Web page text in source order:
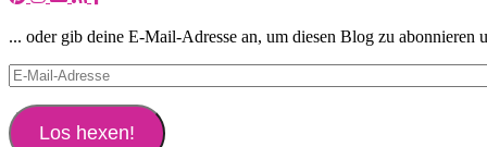
... oder gib deine E-Mail-Adresse an, um diesen Blog zu
E-
Mail-
Adresse
Los hexen!